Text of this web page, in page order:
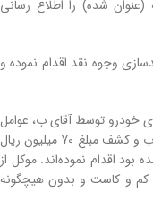
شده) را اطلاع رسانی
وجوه نقد اقدام نموده و
خودرو توسط آقای ب، عوامل
حفاظت اطلاعات نسبت به دستگیری موکل و آقای ب و کشف مبلغ 70 میلیون ریال
بود اقدام نموده‌اند. موکل از
کم و کاست و بدون هیچگونه